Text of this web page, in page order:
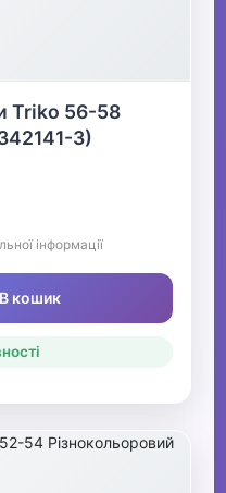
Triko 56-58
3)
інформації
кошик